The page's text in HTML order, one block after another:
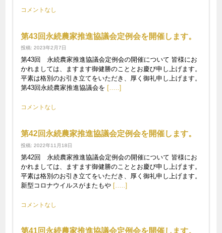
コメントなし
第43回永続農家推進協議会定例会を開催します。
投稿: 2023年2月7日
第43回 永続農家推進協議会定例会の開催について 皆様にお
かれましては、ますます御健勝のこととお慶び申し上げます。
平素は格別のお引き立てをいただき、厚く御礼申し上げます。
第43回永続農家推進協議会を […..]
コメントなし
第42回永続農家推進協議会定例会を開催します。
投稿: 2022年11月18日
第42回 永続農家推進協議会定例会の開催について 皆様にお
かれましては、ますます御健勝のこととお慶び申し上げます。
平素は格別のお引き立てをいただき、厚く御礼申し上げます。
新型コロナウイルスがまたもや[…..]
コメントなし
第41回永続農家推進協議会定例会を開催します。